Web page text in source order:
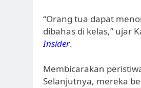
“Orang tua dapat
dibahas di kelas,” ujar
Insider.
Membicarakan
Selanjutnya, mereka